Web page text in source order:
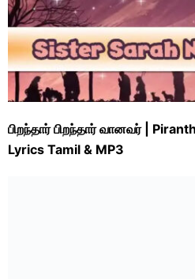
பிறந்தார் பிறந்தார் வானவர் |
Lyrics Tamil & MP3